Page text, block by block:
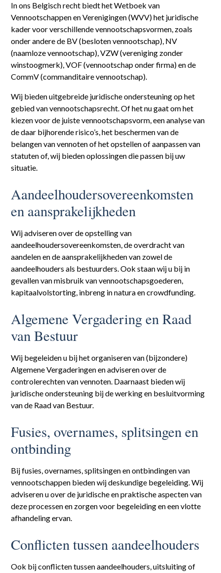
In ons Belgisch recht biedt het Wetboek van
Vennootschappen en Verenigingen (WVV) het juridische
kader voor verschillende vennootschapsvormen, zoals
onder andere de BV (besloten vennootschap), NV
(naamloze vennootschap), VZW (vereniging zonder
winstoogmerk), VOF (vennootschap onder firma) en de
CommV (commanditaire vennootschap).
Wij bieden uitgebreide juridische ondersteuning op het
gebied van vennootschapsrecht. Of het nu gaat om het
kiezen voor de juiste vennootschapsvorm, een analyse van
de daar bijhorende risico’s, het beschermen van de
belangen van vennoten of het opstellen of aanpassen van
statuten of, wij bieden oplossingen die passen bij uw
situatie.
Aandeelhoudersovereenkomsten
en aansprakelijkheden
Wij adviseren over de opstelling van
aandeelhoudersovereenkomsten, de overdracht van
aandelen en de aansprakelijkheden van zowel de
aandeelhouders als bestuurders. Ook staan wij u bij in
gevallen van misbruik van vennootschapsgoederen,
kapitaalvolstorting, inbreng in natura en crowdfunding.
Algemene Vergadering en Raad
van Bestuur
Wij begeleiden u bij het organiseren van (bijzondere)
Algemene Vergaderingen en adviseren over de
controlerechten van vennoten. Daarnaast bieden wij
juridische ondersteuning bij de werking en besluitvorming
van de Raad van Bestuur.
Fusies, overnames, splitsingen en
ontbinding
Bij fusies, overnames, splitsingen en ontbindingen van
vennootschappen bieden wij deskundige begeleiding. Wij
adviseren u over de juridische en praktische aspecten van
deze processen en zorgen voor begeleiding en een vlotte
afhandeling ervan.
Conflicten tussen aandeelhouders
Ook bij conflicten tussen aandeelhouders, uitsluiting of